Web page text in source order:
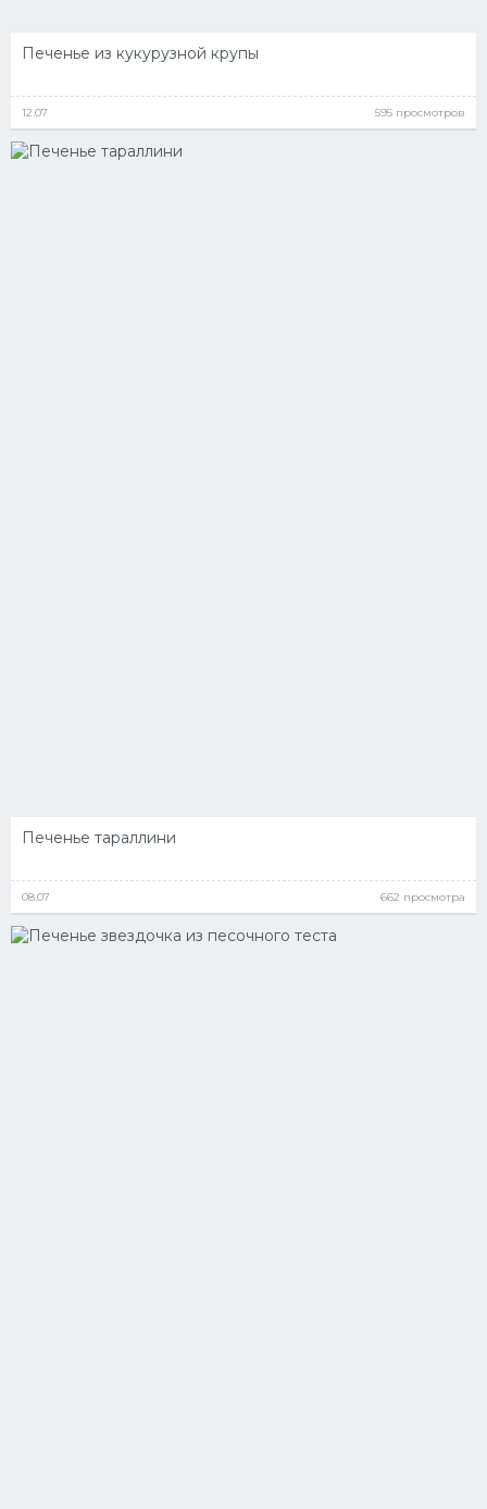
Печенье из кукурузной крупы
12.07 595 просмотров
Печенье тараллини
08.07 662 просмотра